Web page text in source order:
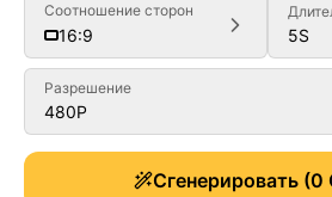
Соотношение сторон
16:9 5S
Разрешение
480P
Сгенерировать(0
Generate